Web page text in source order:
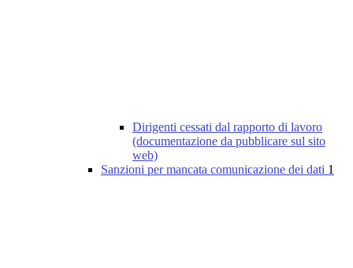
Dirigenti cessati dal rapporto di lavoro
(documentazione da pubblicare sul sito
web)
Sanzioni per mancata comunicazione dei dati 1